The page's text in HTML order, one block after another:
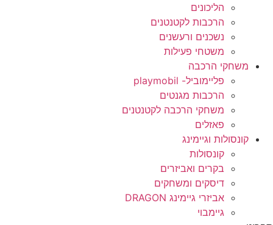
הליכונים
הרכבות לקטנטנים
נשכנים ורעשנים
משטחי פעילות
משחקי הרכבה
פליימוביל- playmobil
הרכבות מגנטים
משחקי הרכבה לקטנטנים
פאזלים
קונסולות וגיימינג
קונסולות
בקרים ואביזרים
דיסקים ומשחקים
אביזרי גיימינג DRAGON
גיימבוי